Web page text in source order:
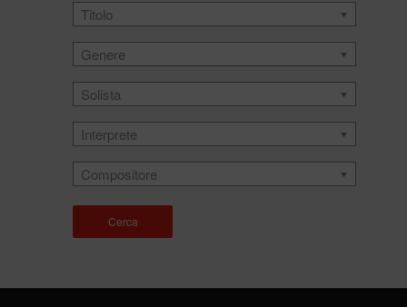
Titolo
Genere
Solista
Interprete
Compositore
Cerca